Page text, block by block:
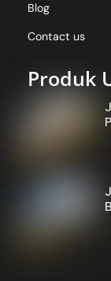
Blog
Contact us
Produk